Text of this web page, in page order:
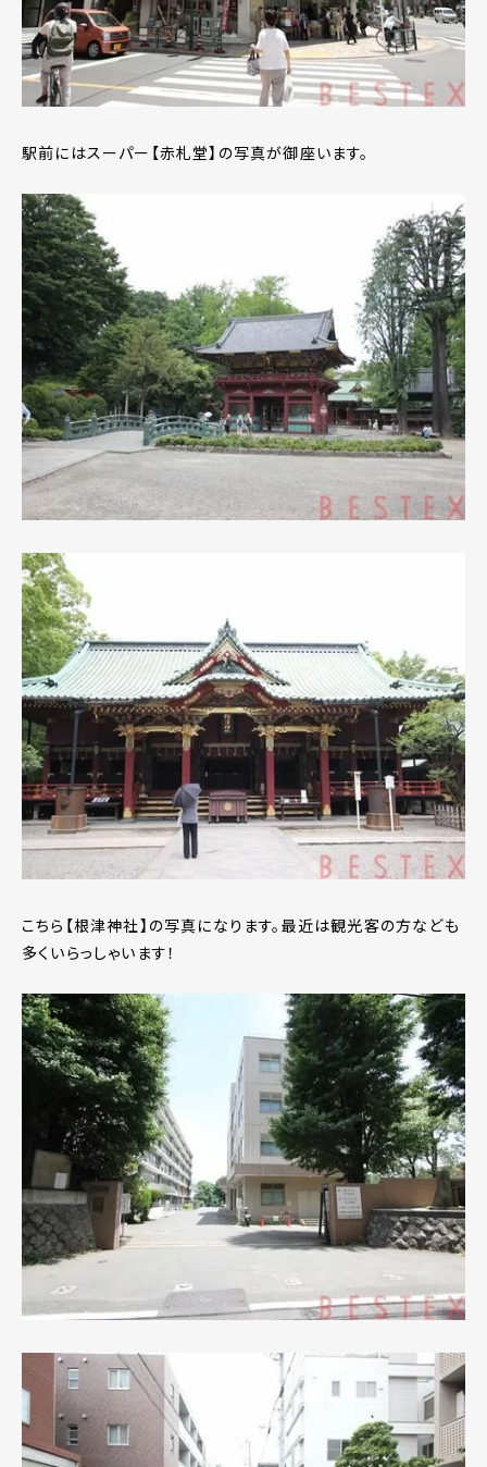
駅前にはスーパー【赤札堂】の写真が御座います。
こちら【根津神社】の写真になります。最近は観光客の方なども
多くいらっしゃいます！